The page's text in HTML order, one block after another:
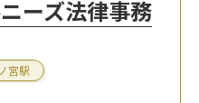
ーズ法律事務
宮駅